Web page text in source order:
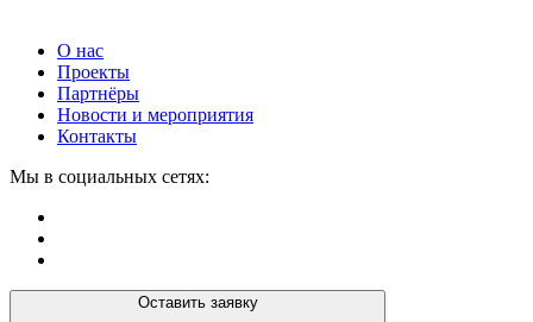
О нас
Проекты
Партнёры
Новости и мероприятия
Контакты
Мы в социальных сетях:
Оставить заявку